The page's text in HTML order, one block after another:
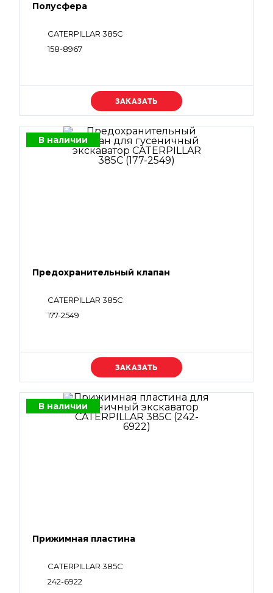
Полусфера
CATERPILLAR 385C
158-8967
Уточняйте цену
В наличии
Предохранительный клапан
CATERPILLAR 385C
177-2549
Уточняйте цену
В наличии
Прижимная пластина
CATERPILLAR 385C
242-6922